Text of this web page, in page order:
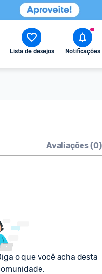
Lista de desejos Notificações
Avaliações (0)
o que você acha desta